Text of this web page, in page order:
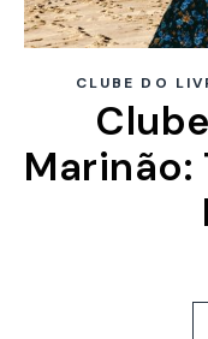
CLUBE DO
Marinão: